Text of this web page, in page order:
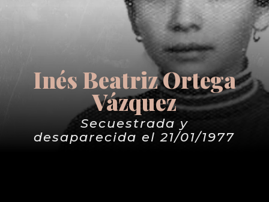
Inés Beatriz Ortega
Vázquez
Secuestrada y
desaparecida el 21/01/1977